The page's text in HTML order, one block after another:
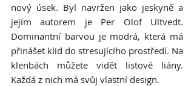
nový úsek. Byl navržen jako jeskyně a
jejím autorem je Per Olof Ultvedt.
Dominantní barvou je modrá, která má
přinášet klid do stresujícího prostředí. Na
klenbách můžete vidět listové liány.
Každá z nich má svůj vlastní design.